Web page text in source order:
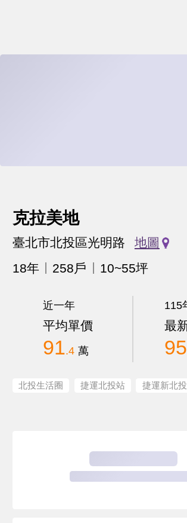
克拉美地
臺北市北投區光明路
地圖
18年
258戶 10~55坪
近一年
平均單價
91.4 萬
115
最
95
北投生活圈 捷運北投站 捷運新北